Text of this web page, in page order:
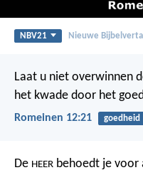
NBV21 Nieuwe
Laat u niet overwinnen
het kwade door het
Romeinen 12:21 goedheid
De HEER behoedt je voor